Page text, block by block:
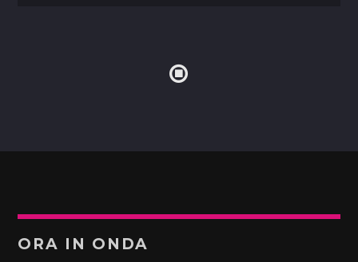
ORA IN ONDA